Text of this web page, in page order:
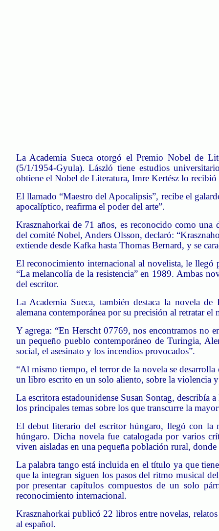
La Academia Sueca otorgó el Premio Nobel de
(5/1/1954-Gyula).László tiene estudios
obtiene el Nobel de Literatura, ImreKertész lo recibió
El llamado “Maestro del Apocalipsis”, recibe el
apocalíptico, reafirma el poder del arte”.
Krasznahorkai de 71 años, es reconocido como una
del comité Nobel, Anders Olsson, declaró: “
extiende desde Kafka hasta Thomas Bernard, y se
El reconocimiento internacional al novelista, le llegó
“La melancolía de la resistencia” en 1989. Ambas
del escritor.
La Academia Sueca, también destaca la novela de
alemana contemporánea por su precisión al retratar el
Y agrega: “En Herscht07769, nos encontramos no
un pequeño pueblo contemporáneo de Turingia,
social, el asesinato y los incendios provocados”.
“Al mismo tiempo, el terror de la novela se
un libro escrito en un solo aliento, sobre la violencia
La escritora estadounidense Susan Sontag, describía a
los principales temas sobre los que transcurre la
El debut literario del escritor húngaro, llegó con la
húngaro. Dicha novela fue catalogada por varios
viven aisladas en una pequeña población rural,
La palabra tango está incluida en el título ya que
que la integran siguen los pasos del ritmo musical
por presentar capítulos compuestos de un solo
reconocimiento internacional.
Krasznahorkai publicó 22 libros entre novelas,
al español.